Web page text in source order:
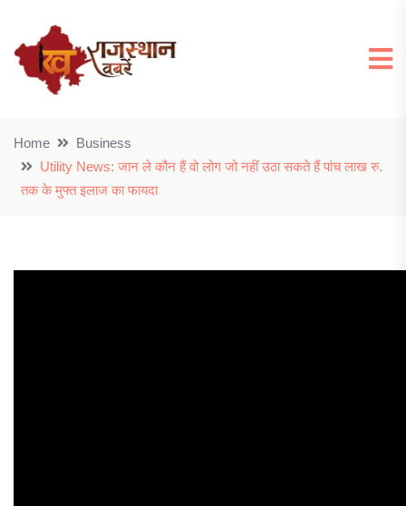
Home
Business
Utility News: जान ले कौन हैं वो लोग जो नहीं उठा सकते हैं पांच लाख रु.
तक के मुफ्त इलाज का फायदा